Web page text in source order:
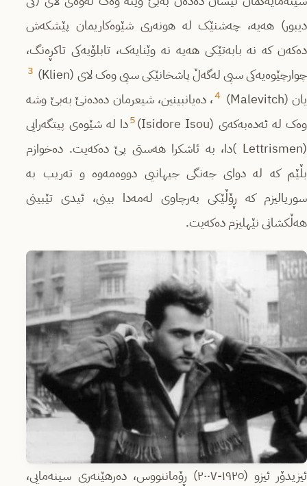
دیبور) هەیە، چەشنێک لە هونەری شێوەکاریمان پێشکەش
دەکەن کە نە بابەتێکی هەیە نە وێنایەک، تابلۆیەکی تاکڕەنگ،
چوارچێوەیەکی سپی لەگەڵ پاشخانێکی سپی وەک لای (Klien)
3
یان (Malevitch) 4، دەیانبینین، شیعرمان دەدەنێ بەبێ وشە
وەک لە ئەدەبەکەی (Isidore Isou)
5دا لە شێوەی پیتگەرایی
(Lettrismen )دا، بە ئاشکرا هەستی پێ دەکەیت. دەخوازم
بڵێم کە لە دوای جەنگی جیهانیی دووەمەوە و تەریب بە
سوریالیزم کە ڕۆڵێکی بەرچاوی لەمەدا بینی، ئیدی تێبینی
هەڵکشانی نێهلیزم دەکەیت.
ئیزیدۆر ئیزو (١٩٢٥-٢٠٠٧) ڕۆماننووس، دەرهێنەری سینەمایی،